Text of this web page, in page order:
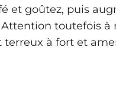
et goûtez, puis
toutefois à
à fort et